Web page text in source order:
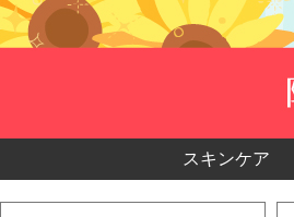
スキンケア